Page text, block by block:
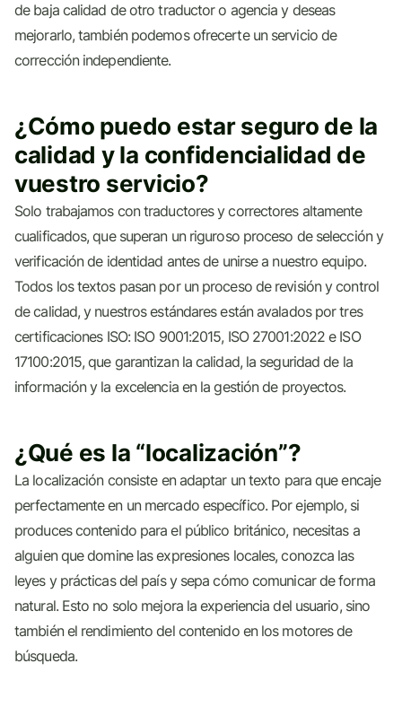
de baja calidad de otro traductor o agencia y deseas
mejorarlo, también podemos ofrecerte un servicio de
corrección independiente.
¿Cómo puedo estar seguro de la
calidad y la confidencialidad de
vuestro servicio?
Solo trabajamos con traductores y correctores altamente
cualificados, que superan un riguroso proceso de selección y
verificación de identidad antes de unirse a nuestro equipo.
Todos los textos pasan por un proceso de revisión y control
de calidad, y nuestros estándares están avalados por tres
certificaciones ISO: ISO 9001:2015, ISO 27001:2022 e ISO
17100:2015, que garantizan la calidad, la seguridad de la
información y la excelencia en la gestión de proyectos.
¿Qué es la “localización”?
La localización consiste en adaptar un texto para que encaje
perfectamente en un mercado específico. Por ejemplo, si
produces contenido para el público británico, necesitas a
alguien que domine las expresiones locales, conozca las
leyes y prácticas del país y sepa cómo comunicar de forma
natural. Esto no solo mejora la experiencia del usuario, sino
también el rendimiento del contenido en los motores de
búsqueda.